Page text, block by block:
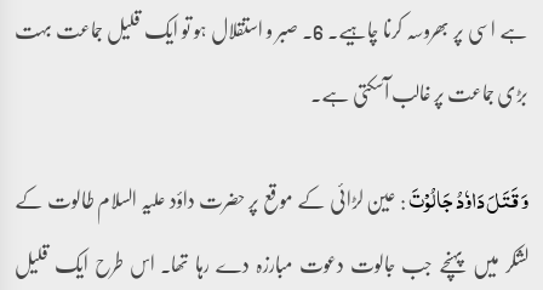
ہے اسی پر بھروسہ کرنا چاہیے۔ 6۔ صبر و استقلال ہو تو ایک قلیل جماعت بہت
بڑی جماعت پر غالب آسکتی ہے۔
وَ قَتَلَ دَاوٗدُ جَالُوۡتَ: عین لڑائی کے موقع پر حضرت داؤد علیہ السلام طالوت کے
لشکر میں پہنچے جب جالوت دعوت مبارزہ دے رہا تھا۔ اس طرح ایک قلیل